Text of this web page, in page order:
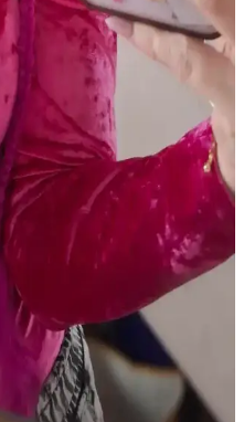
mauve ve nude tonlarında
detaylıca inceleniyor. Günlük
ve glosslar ele alınıyor.
Fotoğraflarda
ürünlerinin yansımalarını
fotoğraflarda canlı ve
seçimi ve ışıklandırma
Canlı Renk ve
görünüm sağlar. Pudra ile
şekillendirme gibi yaratıcı